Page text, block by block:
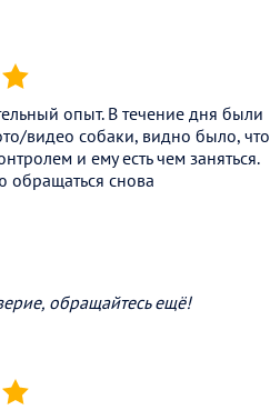
(*)
опыт. В течение дня были
видео собаки, видно было, что
и ему есть чем заняться.
обращаться снова
обращайтесь ещё!
(*)